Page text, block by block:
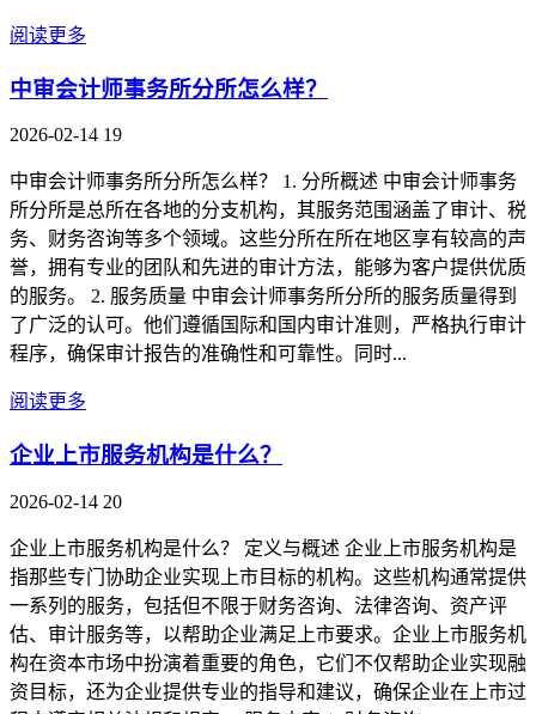
阅读更多
中审会计师事务所分所怎么样？
2026-02-14 19
中审会计师事务所分所怎么样？ 1. 分所概述 中审会计师事务
所分所是总所在各地的分支机构，其服务范围涵盖了审计、税
务、财务咨询等多个领域。这些分所在所在地区享有较高的声
誉，拥有专业的团队和先进的审计方法，能够为客户提供优质
的服务。 2. 服务质量 中审会计师事务所分所的服务质量得到
了广泛的认可。他们遵循国际和国内审计准则，严格执行审计
程序，确保审计报告的准确性和可靠性。同时...
阅读更多
企业上市服务机构是什么？
2026-02-14 20
企业上市服务机构是什么？ 定义与概述 企业上市服务机构是
指那些专门协助企业实现上市目标的机构。这些机构通常提供
一系列的服务，包括但不限于财务咨询、法律咨询、资产评
估、审计服务等，以帮助企业满足上市要求。企业上市服务机
构在资本市场中扮演着重要的角色，它们不仅帮助企业实现融
资目标，还为企业提供专业的指导和建议，确保企业在上市过